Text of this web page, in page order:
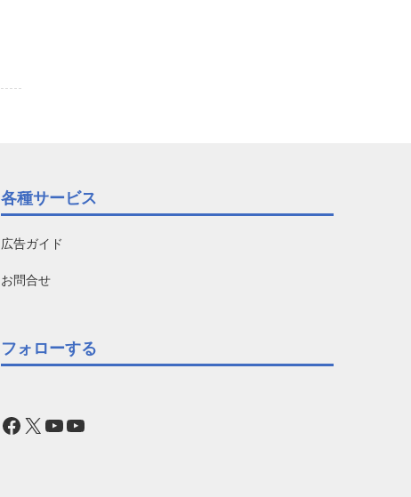
各種サービス
広告ガイド
お問合せ
フォローする
Facebook
X YouTube
YouTube